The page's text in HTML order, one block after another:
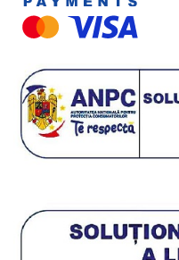
Plante cu frunze vișinii/bordo
Plante pentru garduri vii
Plante pentru stâncării
Plante târâtoare